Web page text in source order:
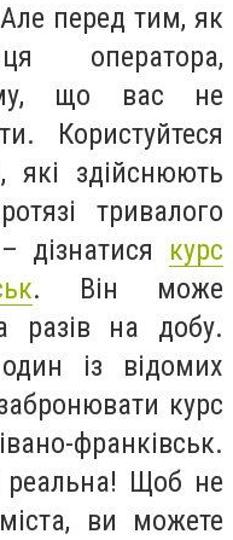
перед тим, як
оператора,
що вас не
Користуйтеся
які здійснюють
тривалого
дізнатися курс
. Він може
разів на добу.
із відомих
курс
франківськ.
реальна! Щоб не
ви можете